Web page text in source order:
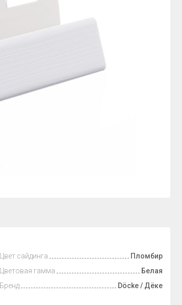
Цвет сайдинга
Пломбир
Цветовая гамма
Белая
Бренд
Döcke / Дёке